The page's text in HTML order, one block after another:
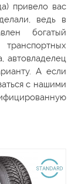
привело вас
ведь в
богатый
автовладелец
А если
с нашими